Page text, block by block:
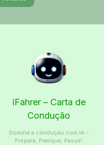
iFahrer – Carta de
Condução
Domine a condução com IA –
Prepare, Pratique, Passe!